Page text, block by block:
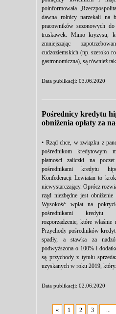
poinformowała
dawna rolnicy narzekali na
pracowników sezonowych
truskawek. Mimo kryzysu,
zmniejszając
cudzoziemskich (np. szeroko
gastronomiczna), są również
Data publikacji: 03.06.2020
Pośrednicy kredytu
obniżenia opłaty za
• Rząd chce, w związku z
pośrednikom kredytowym
płatności zaliczki na
pośrednikami kredytu
Konfederacji Lewiatan to
niewystarczający. Oprócz
rząd niezbędne jest
Wysokość wpłat na
pośrednikami kredytu
rozporządzenie, które
Przychody pośredników
spadły, a stawka za
podwyższona o 100% i
są przychody z tytułu
uzyskanych w roku 2019,
Data publikacji: 02.06.2020
« 1 2 3 ...